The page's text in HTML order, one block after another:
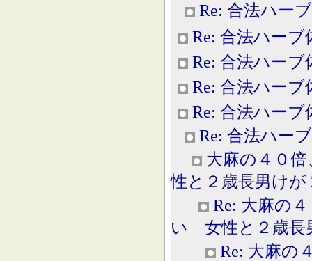
Re: 合法ハー
Re: 合法ハーブ
Re: 合法ハーブ
Re: 合法ハーブ
Re: 合法ハーブ
Re: 合法ハー
大麻の４０
性と２歳長男けが
Re: 大麻の
い 女性と２歳長
Re: 大麻の